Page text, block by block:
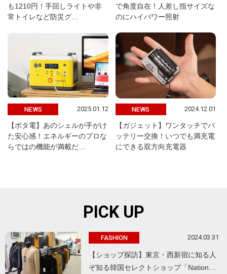
も1210円！手回しライトや非
常トイレなど防災グ…
で角度自在！人差し指サイズな
のにハイパワー照射
NEWS 2025.01.12
【ポタ電】あのシェルが手がけ
た安心感！エネルギーのプロな
らではの機能が満載だ…
NEWS 2024.12.01
【ガジェット】ワンタッチでバ
ッテリー交換！いつでも満充電
にできる双方向充電器
PICK UP
FASHION 2024.03.31
【ショップ探訪】東京・西新宿に知る人
ぞ知る韓国セレクトショップ「Nation…